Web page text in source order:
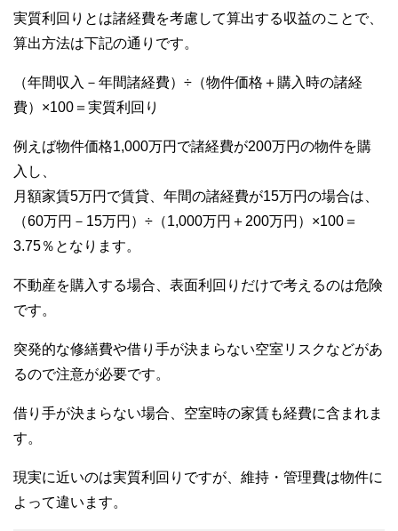
実質利回りとは諸経費を考慮して算出する収益のことで、
算出方法は下記の通りです。
（年間収入－年間諸経費）÷（物件価格＋購入時の諸経
費）×100＝実質利回り
例えば物件価格1,000万円で諸経費が200万円の物件を購
入し、
月額家賃5万円で賃貸、年間の諸経費が15万円の場合は、
（60万円－15万円）÷（1,000万円＋200万円）×100＝
3.75％となります。
不動産を購入する場合、表面利回りだけで考えるのは危険
です。
突発的な修繕費や借り手が決まらない空室リスクなどがあ
るので注意が必要です。
借り手が決まらない場合、空室時の家賃も経費に含まれま
す。
現実に近いのは実質利回りですが、維持・管理費は物件に
よって違います。